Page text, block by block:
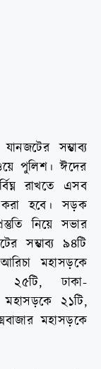
সম্ভাব্য
পুলিশ। ঈদের
রাখতে এসব
করা হবে। সড়ক
নিয়ে সভার
সম্ভাব্য ৯৪টি
মহাসড়কে
২৫টি, ঢাকা-
২১টি,
মহাসড়কে